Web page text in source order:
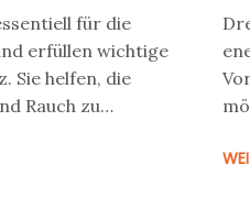
für die
erfüllen wichtige
Sie helfen, die
Rauch zu